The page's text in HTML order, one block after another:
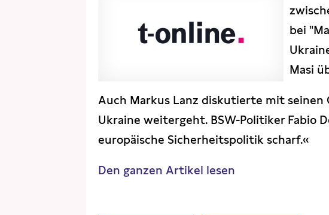
bei
Masi
Auch Markus Lanz diskutierte mit seinen
Ukraine weitergeht. BSW-Politiker Fabio
europäische Sicherheitspolitik scharf.«
Den ganzen Artikel lesen